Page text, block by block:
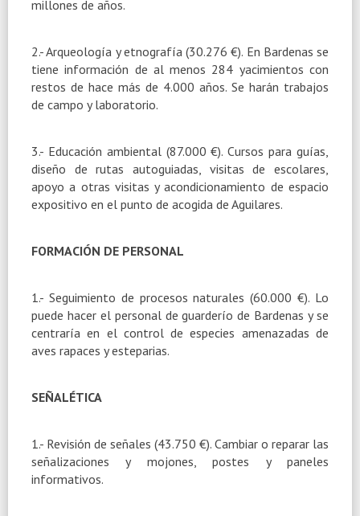
millones de años.
2.- Arqueología y etnografía (30.276 €). En Bardenas se
tiene información de al menos 284 yacimientos con
restos de hace más de 4.000 años. Se harán trabajos
de campo y laboratorio.
3.- Educación ambiental (87.000 €). Cursos para guías,
diseño de rutas autoguiadas, visitas de escolares,
apoyo a otras visitas y acondicionamiento de espacio
expositivo en el punto de acogida de Aguilares.
FORMACIÓN DE PERSONAL
1.- Seguimiento de procesos naturales (60.000 €). Lo
puede hacer el personal de guarderío de Bardenas y se
centraría en el control de especies amenazadas de
aves rapaces y esteparias.
SEÑALÉTICA
1.- Revisión de señales (43.750 €). Cambiar o reparar las
señalizaciones y mojones, postes y paneles
informativos.